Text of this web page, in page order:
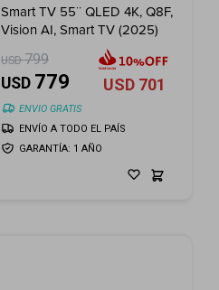
Smart TV 55¨ QLED 4K, Q8F,
Vision AI, Smart TV (2025)
USD 799
USD 779 USD 701
ENVIO GRATIS
GARANTÍA: 1 AÑO
ENVÍO A TODO EL PAÍS